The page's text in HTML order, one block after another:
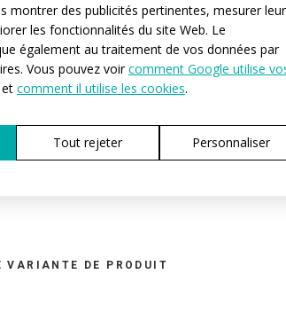
montrer des publicités pertinentes, mesurer
les fonctionnalités du site Web. Le
également au traitement de vos données par
Vous pouvez voircomment Google utilise
et comment il utilise les cookies.
Tout rejeter Personnaliser
DE PRODUIT